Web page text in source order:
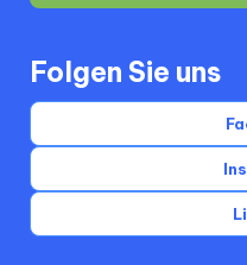
Folgen Sie uns